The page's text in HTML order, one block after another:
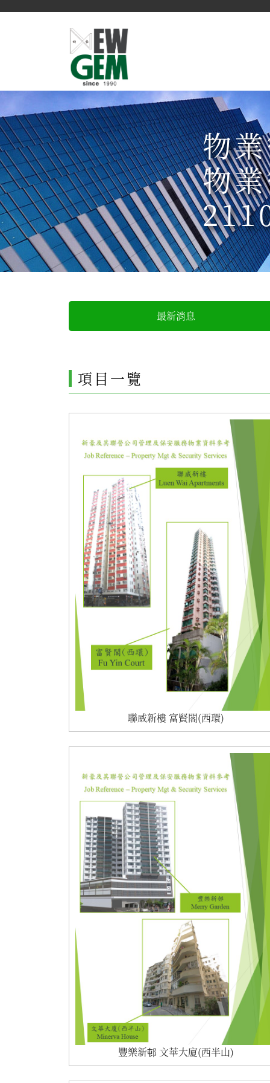
物
物
最新消息
項目一覽
聯威新樓 富賢閣(西環)
豐樂新邨 文華大廈(西半山)